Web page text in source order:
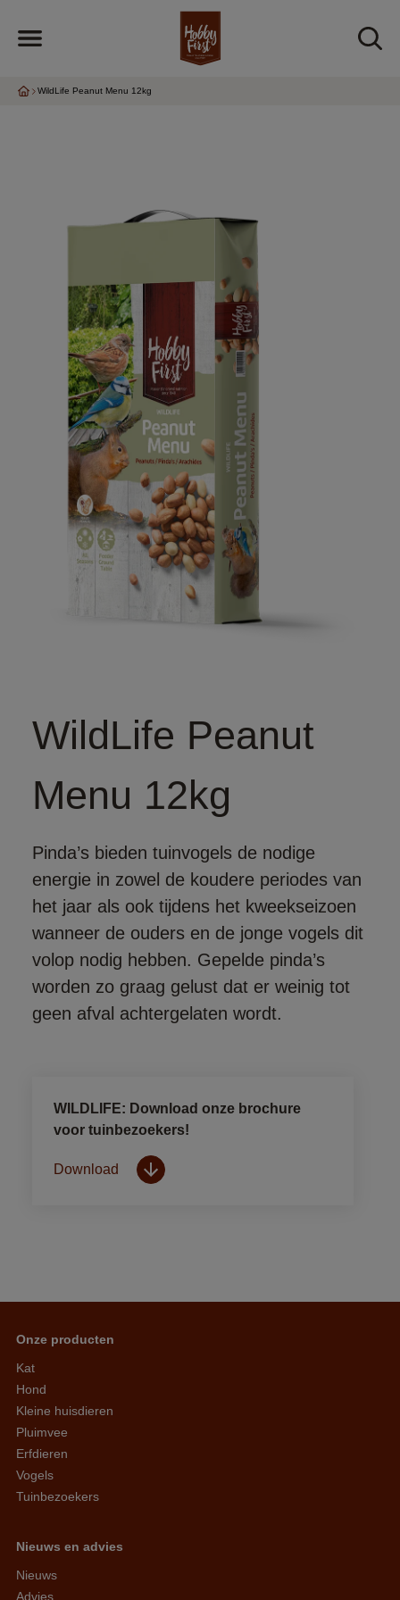
WildLife Peanut Menu 12kg
WildLife Peanut
Menu 12kg
Pinda’s bieden tuinvogels de nodige
energie in zowel de koudere periodes van
het jaar als ook tijdens het kweekseizoen
wanneer de ouders en de jonge vogels dit
volop nodig hebben. Gepelde pinda’s
worden zo graag gelust dat er weinig tot
geen afval achtergelaten wordt.
WILDLIFE: Download onze brochure
voor tuinbezoekers!
Download
Onze producten
Kat
Hond
Kleine huisdieren
Pluimvee
Erfdieren
Vogels
Tuinbezoekers
Nieuws en advies
Nieuws
Advies